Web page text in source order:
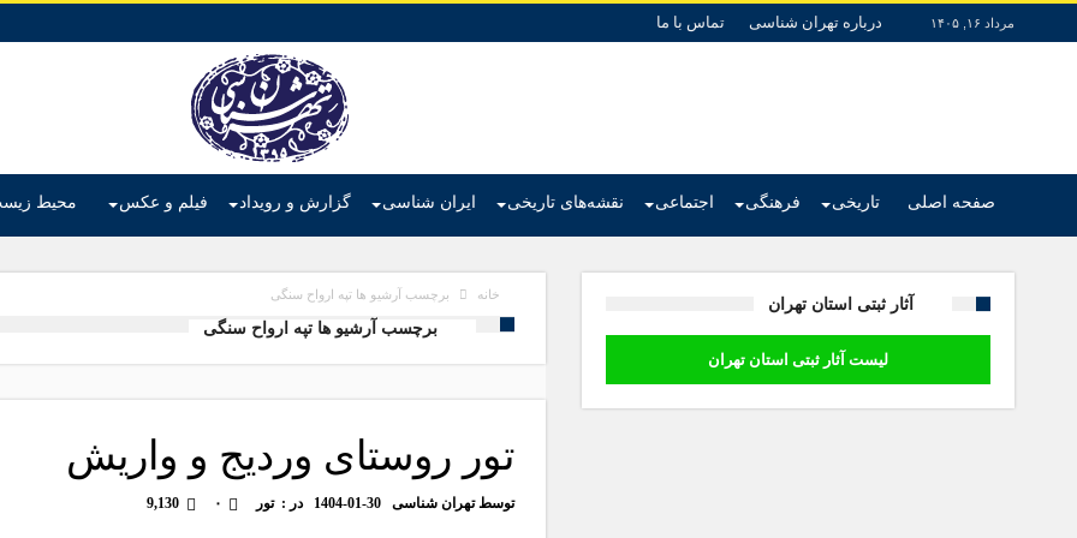
مرداد ۱۶, ۱۴۰۵ درباره تهران شناسی تماس با ما
صفحه اصلی تاریخی فرهنگی اجتماعی نقشه‌های تاریخی ایران شناسی گزارش و رویداد فیلم و عکس محیط
خانه برچسب آرشیو ها تپه ارواح سنگی
برچسب آرشیو ها تپه ارواح سنگی
تور روستای وردیج و واریش
توسطتهران شناسی 1404-01-30 در :تور ۰ 9,130
آثار ثبتی استان تهران
لیست آثار ثبتی استان تهران